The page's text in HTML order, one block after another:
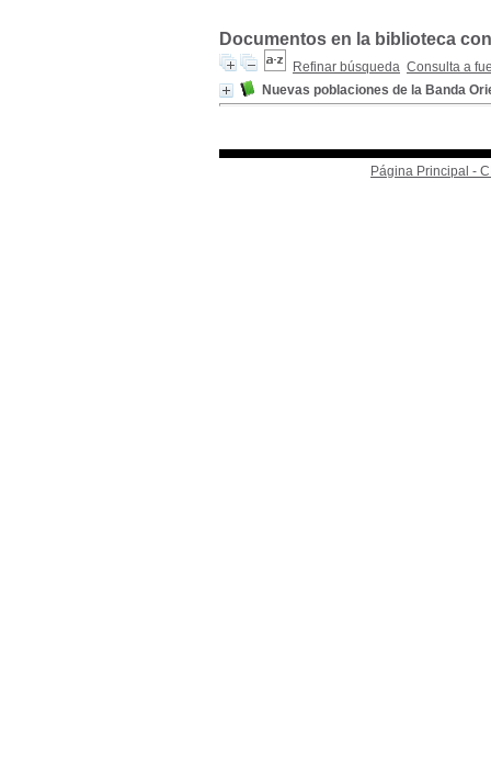
Documentos en la biblioteca
Refinar búsqueda Consulta a
Nuevas poblaciones de la Banda
Página Principal -